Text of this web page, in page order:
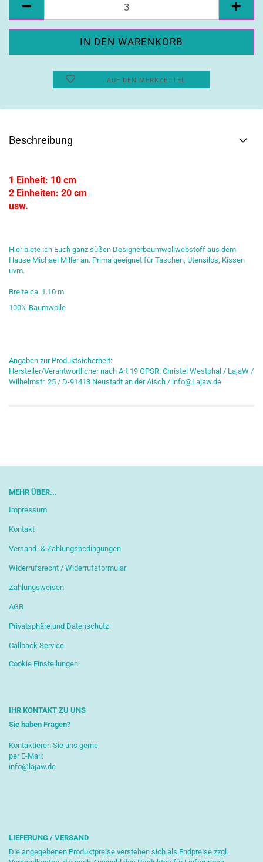
AUF DEN MERKZETTEL
Beschreibung
1 Einheit: 10 cm
2 Einheiten: 20 cm
usw.
Hier biete ich Euch ganz süßen Designerbaumwollwebstoff aus dem
Hause Michael Miller an. Prima geeignet für Taschen, Utensilos, Kissen
uvm.
Breite ca. 1.10 m
100% Baumwolle
Angaben zur Produktsicherheit:
Hersteller/Verantwortlicher nach Art 19 GPSR: Christel Westphal / LajaW /
Wilhelmstr. 25 / D-91413 Neustadt an der Aisch / info@Lajaw.de
MEHR ÜBER...
Impressum
Kontakt
Versand- & Zahlungsbedingungen
Widerrufsrecht / Widerrufsformular
Zahlungsweisen
AGB
Privatsphäre und Datenschutz
Callback Service
Cookie Einstellungen
IHR KONTAKT ZU UNS
Sie haben Fragen?
Kontaktieren Sie uns gerne
per E-Mail:
info@lajaw.de
LIEFERUNG / VERSAND
Die angegebenen Produktpreise verstehen sich als Endpreise zzgl.